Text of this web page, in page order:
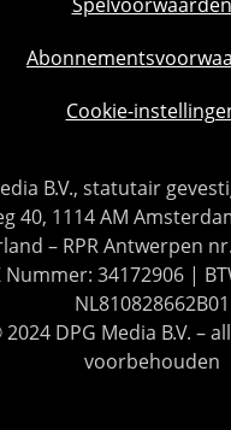
Cookie-
B.V., statutair
40, 1114 AM
– RPR Antwerpen
Nummer: 34172906 |
NL810828662B01
DPG Media B.V. –
voorbehouden